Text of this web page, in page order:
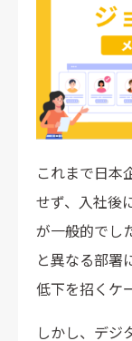
これまで日本
せず、入社後
が一般的でし
と異なる部署
低下を招くケ
しかし、デジ